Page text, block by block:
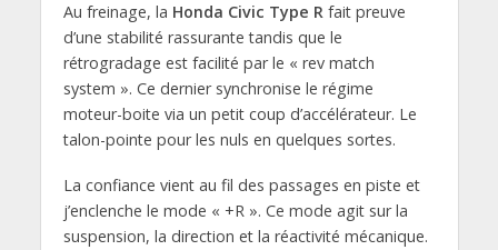
Au freinage, la Honda Civic Type Rfait preuve
d’une stabilité rassurante tandis que le
rétrogradage est facilité par le « rev match
system ». Ce dernier synchronise le régime
moteur-boite via un petit coup d’accélérateur. Le
talon-pointe pour les nuls en quelques sortes.
La confiance vient au fil des passages en piste et
j’enclenche le mode « +R ». Ce mode agit sur la
suspension, la direction et la réactivité mécanique.